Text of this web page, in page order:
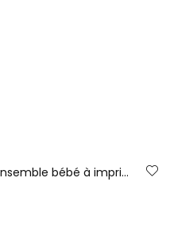
Ensemble bébé à imprimé citrons